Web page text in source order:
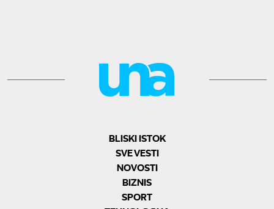
BLISKI ISTOK
SVE VESTI
NOVOSTI
BIZNIS
SPORT